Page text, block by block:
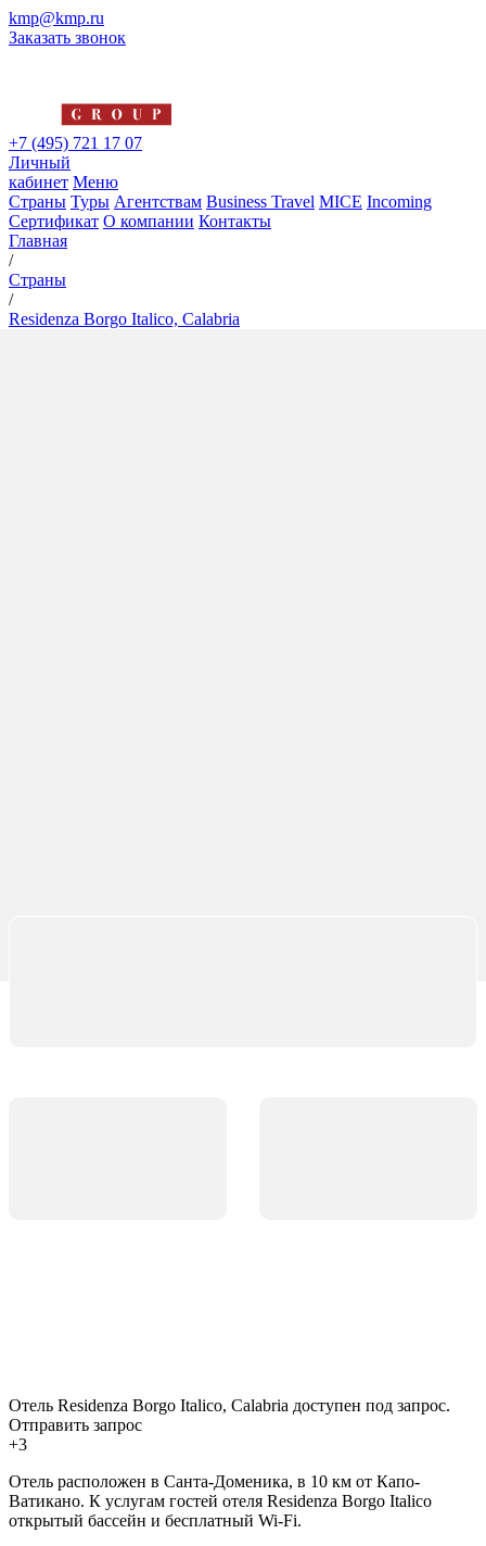
kmp@kmp.ru
Заказать звонок
+7 (495) 721 17 07
Личный
кабинет Меню
Страны Туры Агентствам Business Travel MICE Incoming
Сертификат О компании Контакты
Главная
/
Страны
/
Residenza Borgo Italico, Calabria
Отель Residenza Borgo Italico, Calabria доступен под запрос.
Отправить запрос
+3
Отель расположен в Санта-Доменика, в 10 км от Капо-
Ватикано. К услугам гостей отеля Residenza Borgo Italico
открытый бассейн и бесплатный Wi-Fi.